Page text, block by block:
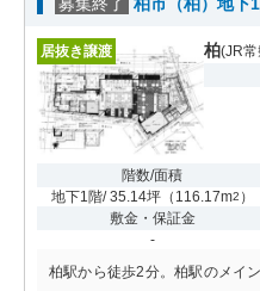
居抜き譲渡 柏(JR
階数/面積
地下1階/ 35.14坪（ 116.17m2 ）
敷金・保証金
-
柏駅から徒歩2分。柏駅のメイ